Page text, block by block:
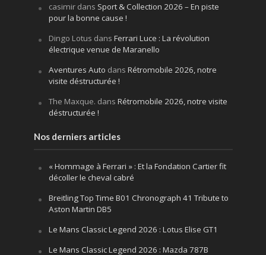
casimirdans Sport & Collection 2026 – En piste
pour la bonne cause !
Dingo Lotus dans Ferrari Luce : La révolution
électrique venue de Maranello
Aventures Auto dans Rétromobile 2026, notre
visite déstructurée !
The Maxque. dans Rétromobile 2026, notre visite
déstructurée !
Nos derniers articles
« Hommage à Ferrari » : Et la Fondation Cartier fit
décoller le cheval cabré
Breitling Top Time B01 Chronograph 41 Tribute to
Aston Martin DB5
Le Mans Classic Legend 2026 : Lotus Elise GT1
Le Mans Classic Legend 2026 : Mazda 787B